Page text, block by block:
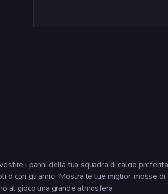
i panni della tua squadra di calcio preferita
o con gli amici. Mostra le tue migliori mosse di
al gioco una grande atmosfera.